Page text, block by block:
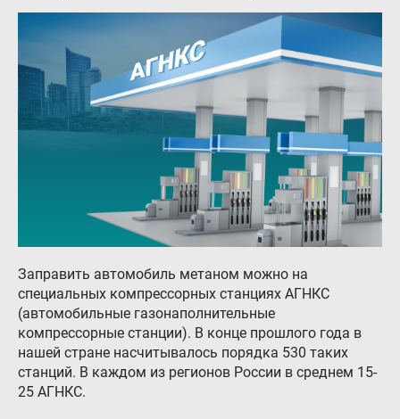
Заправить автомобиль метаном можно на
специальных компрессорных станциях АГНКС
(автомобильные газонаполнительные
компрессорные станции). В конце прошлого года в
нашей стране насчитывалось порядка 530 таких
станций. В каждом из регионов России в среднем 15-
25 АГНКС.